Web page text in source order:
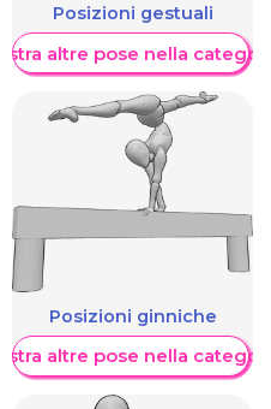
Posizioni gestuali
altre pose nella
Posizioni ginniche
altre pose nella